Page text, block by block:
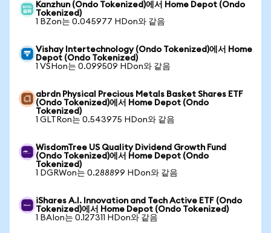
Kanzhun (Ondo Tokenized)에서 Home Depot (Ondo
Tokenized)
1 BZon는 0.045977 HDon와 같음
Vishay Intertechnology (Ondo Tokenized)에서 Home
Depot (Ondo Tokenized)
1 VSHon는 0.099509 HDon와 같음
abrdn Physical Precious Metals Basket Shares ETF
(Ondo Tokenized)에서 Home Depot (Ondo
Tokenized)
1 GLTRon는 0.543975 HDon와 같음
WisdomTree US Quality Dividend Growth Fund
(Ondo Tokenized)에서 Home Depot (Ondo
Tokenized)
1 DGRWon는 0.288899 HDon와 같음
iShares A.I. Innovation and Tech Active ETF (Ondo
Tokenized)에서 Home Depot (Ondo Tokenized)
1 BAIon는 0.127311 HDon와 같음